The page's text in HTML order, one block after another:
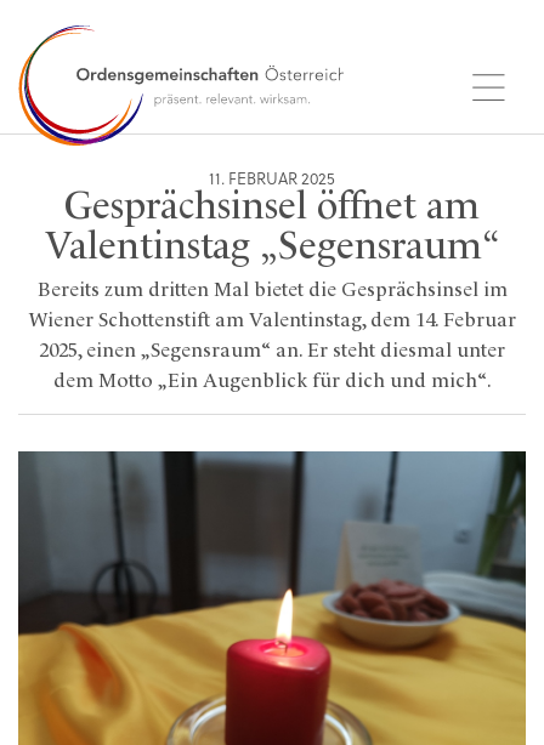
11. FEBRUAR 2025
Gesprächsinsel öffnet am
Valentinstag „Segensraum“
Bereits zum dritten Mal bietet die Gesprächsinsel im
Wiener Schottenstift am Valentinstag, dem 14. Februar
2025, einen „Segensraum“ an. Er steht diesmal unter
dem Motto „Ein Augenblick für dich und mich“.